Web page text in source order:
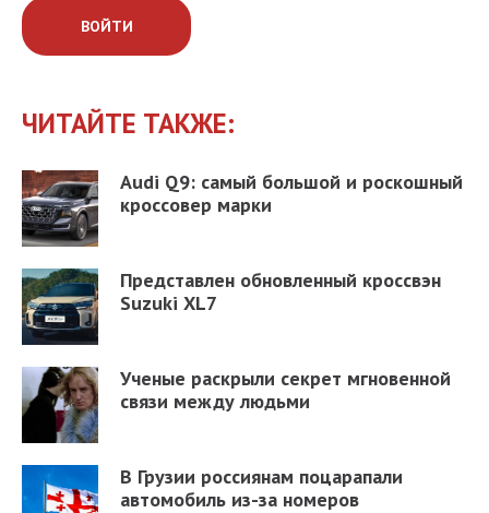
ВОЙТИ
ЧИТАЙТЕ ТАКЖЕ:
Audi Q9: самый большой и роскошный
кроссовер марки
Представлен обновленный кроссвэн
Suzuki XL7
Ученые раскрыли секрет мгновенной
связи между людьми
В Грузии россиянам поцарапали
автомобиль из-за номеров